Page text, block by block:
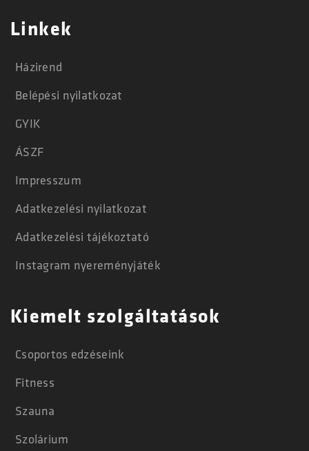
Linkek
Házirend
Belépési nyilatkozat
GYIK
ÁSZF
Impresszum
Adatkezelési nyilatkozat
Adatkezelési tájékoztató
Instagram nyereményjáték
Kiemelt szolgáltatások
Csoportos edzéseink
Fitness
Szauna
Szolárium